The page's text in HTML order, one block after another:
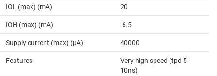
IOL (max) (mA) 20
IOH (max) (mA) -6.5
Supply current (max) (µA) 40000
Features
Very high speed (tpd 5-
10ns)